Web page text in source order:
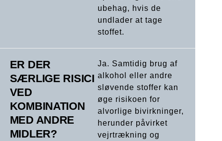
ubehag, hvis de
undlader at tage
stoffet.
ER DER
SÆRLIGE RISICI
VED
KOMBINATION
MED ANDRE
MIDLER?
Ja. Samtidig brug af
alkohol eller andre
sløvende stoffer kan
øge risikoen for
alvorlige bivirkninger,
herunder påvirket
vejrtrækning og